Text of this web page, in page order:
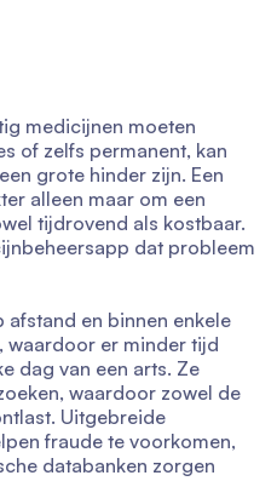
medicijnen moeten
of zelfs permanent, kan
grote hinder zijn. Een
alleen maar om een
tijdrovend als kostbaar.
dat probleem
en binnen enkele
waardoor er minder tijd
dag van een arts. Ze
waardoor zowel de
Uitgebreide
fraude te voorkomen,
databanken zorgen